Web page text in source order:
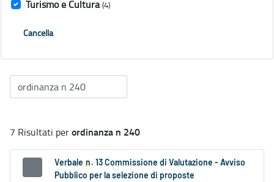
Turismo e Cultura (4)
Cancella
7 Risultati perordinanza n 240
Verbale n . 13 Commissione di Valutazione - Avviso
Pubblico per la selezione di proposte